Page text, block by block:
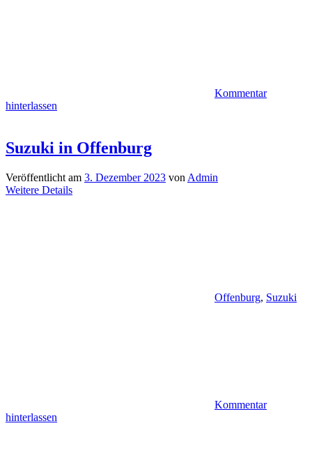
Kommentar
hinterlassen
Suzuki in Offenburg
Veröffentlicht am 3. Dezember 2023 von Admin
Weitere Details
Offenburg, Suzuki
Kommentar
hinterlassen